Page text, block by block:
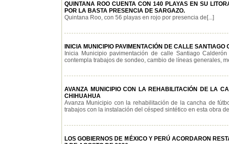
QUINTANA ROO CUENTA CON 140 PLAYAS EN SU
POR LA BASTA PRESENCIA DE SARGAZO.
Quintana Roo, con 56 playas en rojo por presencia de[...]
INICIA MUNICIPIO PAVIMENTACIÓN DE CALLE
Inicia Municipio pavimentación de calle Santiago
contempla trabajos de sondeo, cambio de líneas generales,
AVANZA MUNICIPIO CON LA REHABILITACIÓN DE LA
CHIHUAHUA
Avanza Municipio con la rehabilitación de la cancha de
trabajos con la instalación del césped sintético en esta obra
LOS GOBIERNOS DE MÉXICO Y PERÚ ACORDARON